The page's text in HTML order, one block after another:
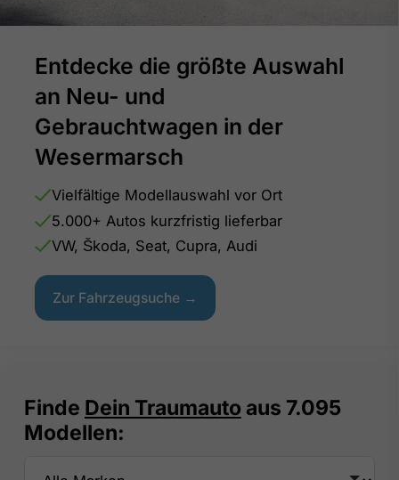
Entdecke die größte Auswahl
an Neu- und
Gebrauchtwagen in der
Wesermarsch
Vielfältige Modellauswahl vor Ort
5.000+ Autos kurzfristig lieferbar
VW, Škoda, Seat, Cupra, Audi
Zur Fahrzeugsuche →
Finde Dein Traumauto aus 7.095
Modellen: